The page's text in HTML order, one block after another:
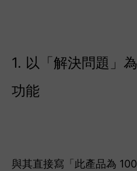
1. 以「解決問題」
功能
與其直接寫「此產品為